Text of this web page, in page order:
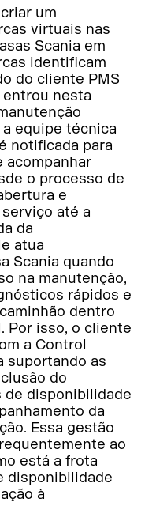
um
virtuais nas
Scania em
identificam
do cliente PMS
nesta
equipe técnica
notificada para
acompanhar
o processo de
e
até a
da
atua
Scania quando
na manutenção,
rápidos e
dentro
Por isso, o cliente
a Control
suportando as
do
de disponibilidade
da
Essa gestão
ao
está a frota
disponibilidade
à